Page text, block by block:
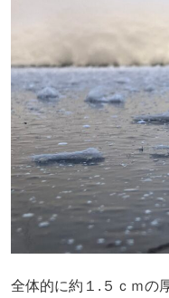
全体的に約１.５ｃｍの